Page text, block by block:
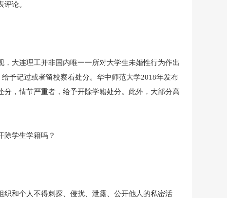
论。
大连理工并非国内唯一一所对大学生未婚性行为作出
予记过或者留校察看处分。华中师范大学2018年发布
，情节严重者，给予开除学籍处分。此外，大部分高
除学生学籍吗？
和个人不得刺探、侵扰、泄露、公开他人的私密活